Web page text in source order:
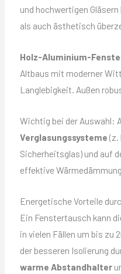
und hochwertigen
als auch ästhetisch
Holz-Aluminium-
Altbaus mit moderner
Langlebigkeit. Außen
Wichtig bei der Auswahl:
Verglasungssysteme (z.
Sicherheitsglas) und auf
effektive
Energetische Vorteile
Ein Fenstertausch kann
in vielen Fällen um bis zu
der besseren Isolierung
warme Abstandhalter